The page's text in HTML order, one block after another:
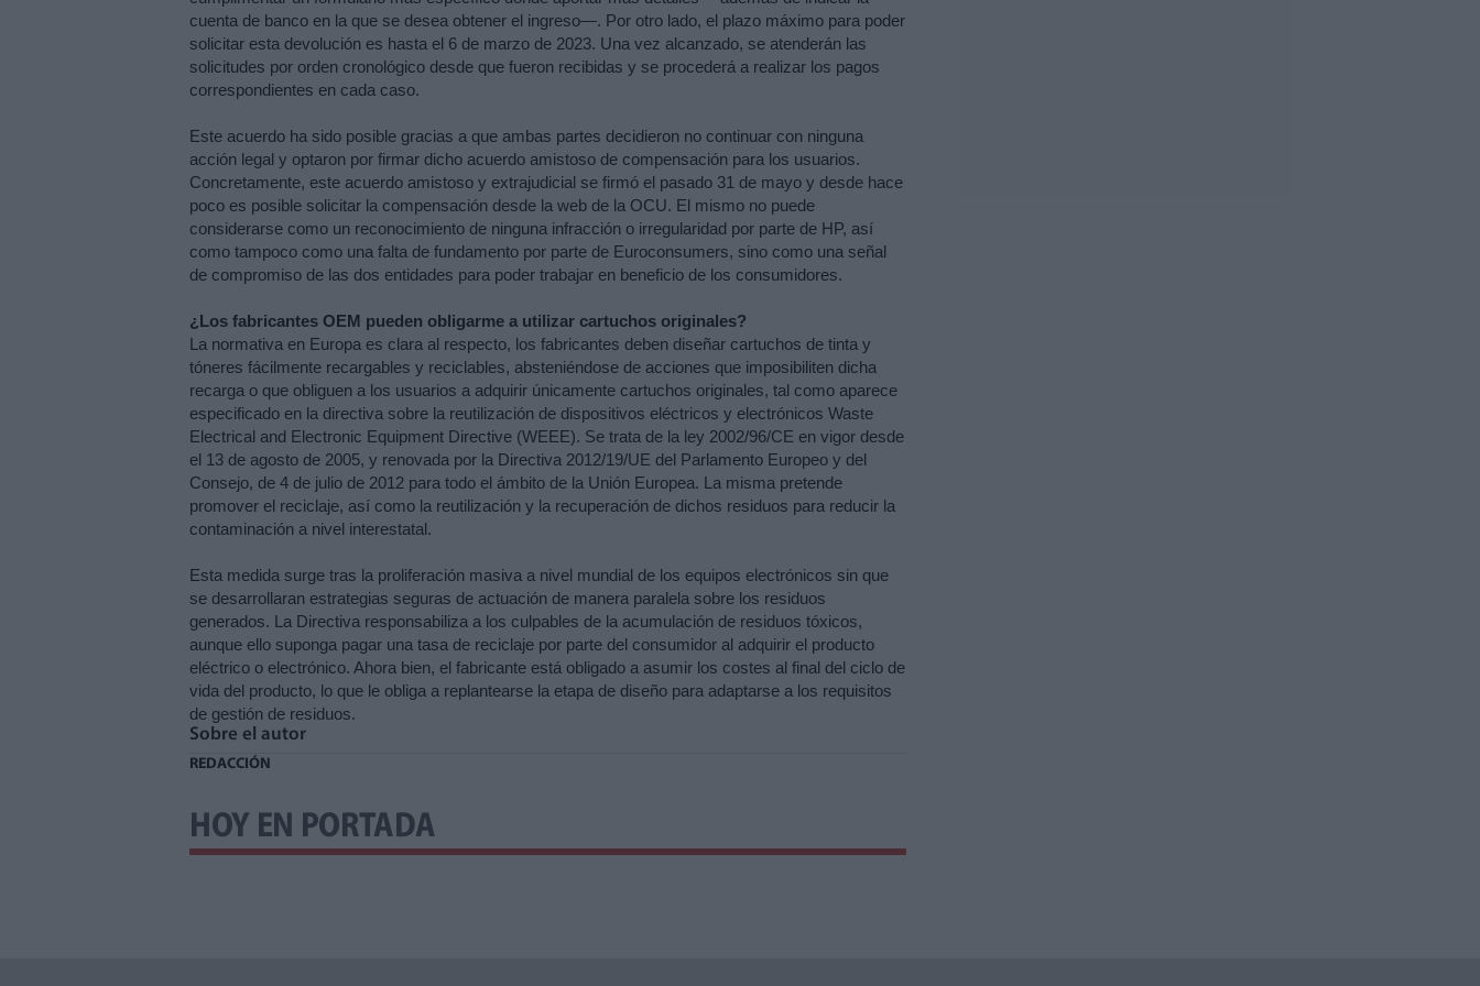
cuenta de banco en la que se desea obtener el ingreso—. Por otro lado, el plazo máximo para poder
solicitar esta devolución es hasta el 6 de marzo de 2023. Una vez alcanzado, se atenderán las
solicitudes por orden cronológico desde que fueron recibidas y se procederá a realizar los pagos
correspondientes en cada caso.
Este acuerdo ha sido posible gracias a que ambas partes decidieron no continuar con ninguna
acción legal y optaron por firmar dicho acuerdo amistoso de compensación para los usuarios.
Concretamente, este acuerdo amistoso y extrajudicial se firmó el pasado 31 de mayo y desde hace
poco es posible solicitar la compensación desde la web de la OCU. El mismo no puede
considerarse como un reconocimiento de ninguna infracción o irregularidad por parte de HP, así
como tampoco como una falta de fundamento por parte de Euroconsumers, sino como una señal
de compromiso de las dos entidades para poder trabajar en beneficio de los consumidores.
¿Los fabricantes OEM pueden obligarme a utilizar cartuchos originales?
La normativa en Europa es clara al respecto, los fabricantes deben diseñar cartuchos de tinta y
tóneres fácilmente recargables y reciclables, absteniéndose de acciones que imposibiliten dicha
recarga o que obliguen a los usuarios a adquirir únicamente cartuchos originales, tal como aparece
especificado en la directiva sobre la reutilización de dispositivos eléctricos y electrónicos Waste
Electrical and Electronic Equipment Directive (WEEE). Se trata de la ley 2002/96/CE en vigor desde
el 13 de agosto de 2005, y renovada por la Directiva 2012/19/UE del Parlamento Europeo y del
Consejo, de 4 de julio de 2012 para todo el ámbito de la Unión Europea. La misma pretende
promover el reciclaje, así como la reutilización y la recuperación de dichos residuos para reducir la
contaminación a nivel interestatal.
Esta medida surge tras la proliferación masiva a nivel mundial de los equipos electrónicos sin que
se desarrollaran estrategias seguras de actuación de manera paralela sobre los residuos
generados. La Directiva responsabiliza a los culpables de la acumulación de residuos tóxicos,
aunque ello suponga pagar una tasa de reciclaje por parte del consumidor al adquirir el producto
eléctrico o electrónico. Ahora bien, el fabricante está obligado a asumir los costes al final del ciclo de
vida del producto, lo que le obliga a replantearse la etapa de diseño para adaptarse a los requisitos
de gestión de residuos.
Sobre el autor
REDACCIÓN
HOY EN PORTADA